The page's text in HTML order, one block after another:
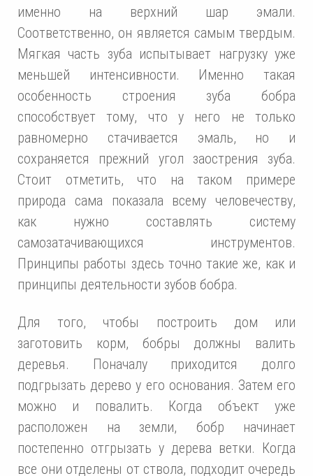
именно на верхний шар эмали.
Соответственно, он является самым твердым.
Мягкая часть зуба испытывает нагрузку уже
меньшей интенсивности. Именно такая
особенность строения зуба бобра
способствует тому, что у него не только
равномерно стачивается эмаль, но и
сохраняется прежний угол заострения зуба.
Стоит отметить, что на таком примере
природа сама показала всему человечеству,
как нужно составлять систему
самозатачивающихся инструментов.
Принципы работы здесь точно такие же, как и
принципы деятельности зубов бобра.
Для того, чтобы построить дом или
заготовить корм, бобры должны валить
деревья. Поначалу приходится долго
подгрызать дерево у его основания. Затем его
можно и повалить. Когда объект уже
расположен на земли, бобр начинает
постепенно отгрызать у дерева ветки. Когда
все они отделены от ствола, подходит очередь